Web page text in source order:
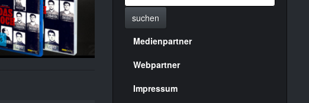
suchen
Menülinks
rechte
Seite
Medienpartner
Webpartner
Impressum